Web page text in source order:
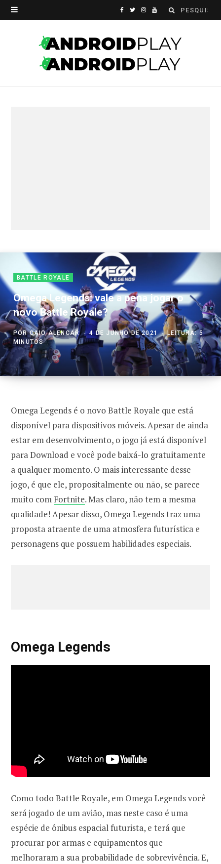
Search
F
c
T
i
t
I Y
u
T
BATTLE ROYALE
Omega Legends: vale a pena jogar o
novo Battle Royale?
PORCAIO ALENCAR 4 DE JUNHO DE 2021
LEITURA: 5
MINUTOS
Omega Legends é o novo Battle Royale que está
disponível para dispositivos móveis. Apesar de ainda
estar em desenvolvimento, o jogo já está disponível
para Download e você pode baixá-lo gratuitamente
a qualquer momento. O mais interessante desse
jogo, é que ele, propositalmente ou não, se parece
muito com Fortnite. Mas claro, não tem a mesma
qualidade! Apesar disso, Omega Legends traz uma
proposta atraente de uma atmosfera futurística e
personagens que possuem habilidades especiais.
Omega Legends
Como todo Battle Royale, em Omega Legends você
será jogado de um avião, mas neste caso é uma
espécie de ônibus espacial futurista, e terá que
procurar por armas e equipamentos que
melhoraram a sua probabilidade de sobrevivência. E,